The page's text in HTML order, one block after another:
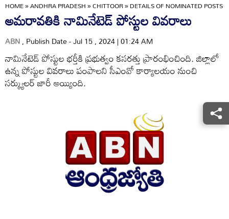
HOME»ANDHRA PRADESH»CHITTOOR»DETAILS OF NOMINATED POSTS
అమరావతికి నామినేటెడ్‌ పోస్టుల వివరాలు
ABN, Publish Date - Jul 15 , 2024 | 01:24 AM
నామినేటెడ్‌ పోస్టుల భర్తీకి ప్రభుత్వం కసరత్తు ప్రారంభించింది. జిల్లాలో
ఉన్న పోస్టుల వివరాలు పంపాలని సీఎంవో కార్యాలయం నుంచి
సర్క్యులర్‌ జారీ అయ్యింది.